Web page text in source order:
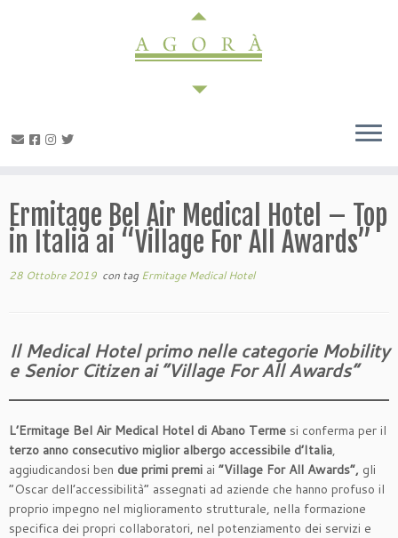
Ermitage Bel Air Medical Hotel – Top
in Italia ai “Village For All Awards”
28 Ottobre 2019 con tagErmitage Medical Hotel
Il Medical Hotel primo nelle categorie Mobility
e Senior Citizen ai “Village For All Awards”
L’Ermitage Bel Air Medical Hotel di Abano Terme si conferma per il
terzo anno consecutivo miglior albergo accessibile d’Italia,
aggiudicandosi ben due primi premi ai “Village For All Awards”, gli
“Oscar dell’accessibilità” assegnati ad aziende che hanno profuso il
proprio impegno nel miglioramento strutturale, nella formazione
specifica dei propri collaboratori, nel potenziamento dei servizi e